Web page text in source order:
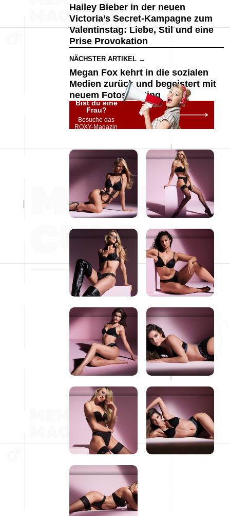
Hailey Bieber in der neuen
Victoria’s Secret-Kampagne zum
Valentinstag: Liebe, Stil und eine
Prise Provokation
NÄCHSTER ARTIKEL →
Megan Fox kehrt in die sozialen
Medien zurück und begeistert mit
neuem Fotoshooting
Bist du eine
Frau?
Besuche das
ROXY-Magazin